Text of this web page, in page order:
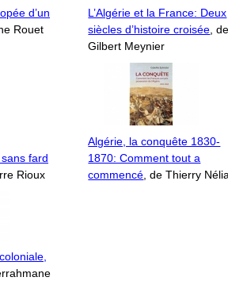
d’un
Rouet
L’Algérie et la France: Deux
siècles d’histoire croisée, de
Gilbert Meynier
fard
Rioux
Algérie, la conquête 1830-
1870: Comment tout a
commencé, de Thierry